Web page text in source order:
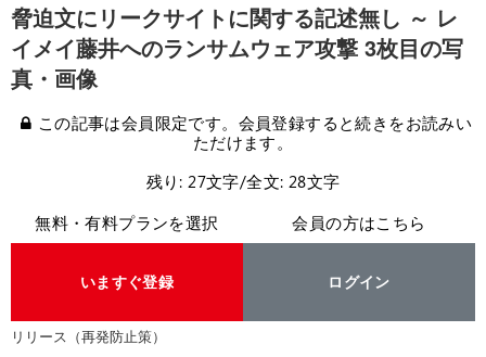
脅迫文にリークサイトに関する記述無し ～ レ
イメイ藤井へのランサムウェア攻撃 3枚目の写
真・画像
この記事は会員限定です。会員登録すると続きをお読みい
ただけます。
残り: 27文字/全文: 28文字
無料・有料プランを選択
いますぐ登録
会員の方はこちら
ログイン
リリース（再発防止策）